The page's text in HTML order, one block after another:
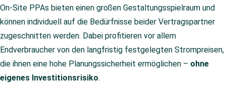
On-Site PPAs bieten einen großen Gestaltungsspielraum und
können individuell auf die Bedürfnisse beider Vertragspartner
zugeschnitten werden. Dabei profitieren vor allem
Endverbraucher von den langfristig festgelegten Strompreisen,
die ihnen eine hohe Planungssicherheit ermöglichen – ohne
eigenes Investitionsrisiko.